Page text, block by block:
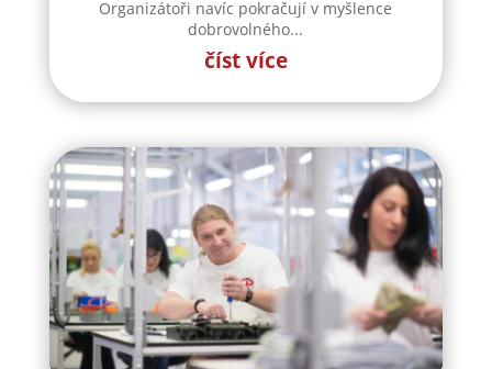
Organizátoři navíc pokračují v myšlence
dobrovolného...
číst více